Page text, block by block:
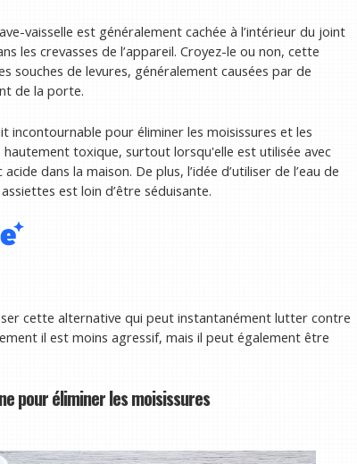
vaisselle est généralement cachée à l’intérieur du joint
les crevasses de l’appareil. Croyez-le ou non, cette
souches de levures, généralement causées par de
de la porte.
incontournable pour éliminer les moisissures et les
toxique, surtout lorsqu'elle est utilisée avec
dans la maison. De plus, l’idée d’utiliser de l’eau de
est loin d’être séduisante.
cette alternative qui peut instantanément lutter contre
il est moins agressif, mais il peut également être
pour éliminer les moisissures